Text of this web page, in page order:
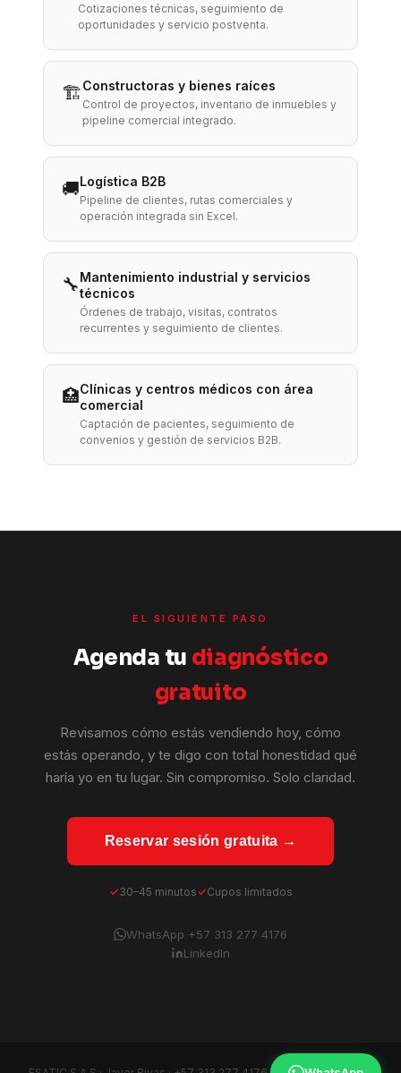
Cotizaciones técnicas, seguimiento de
oportunidades y servicio postventa.
🏗️Constructoras y bienes raíces
Control de proyectos, inventario de inmuebles y
pipeline comercial integrado.
🚚Logística B2B
Pipeline de clientes, rutas comerciales y
operación integrada sin Excel.
🔧Mantenimiento industrial y servicios
técnicos
Órdenes de trabajo, visitas, contratos
recurrentes y seguimiento de clientes.
🏥Clínicas y centros médicos con área
comercial
Captación de pacientes, seguimiento de
convenios y gestión de servicios B2B.
EL SIGUIENTE PASO
Agenda tu diagnóstico
gratuito
Revisamos cómo estás vendiendo hoy, cómo
estás operando, y te digo con total honestidad qué
haría yo en tu lugar. Sin compromiso. Solo claridad.
Reservar sesión gratuita →
30–45 minutos Cupos limitados
WhatsApp +57 313 277 4176
LinkedIn